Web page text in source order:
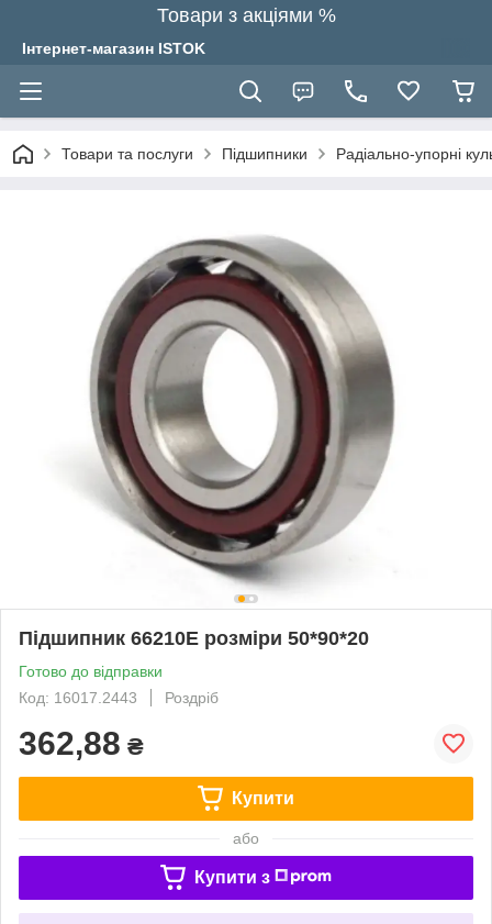
Товари з акціями %
Інтернет-магазин ISTOK
Товари та послуги Підшипники Радіально-упорні
Підшипник 66210Е розміри 50*90*20
Готово до відправки
Код: 16017.2443
Роздріб
362,88 ₴
Купити
або
Купити з